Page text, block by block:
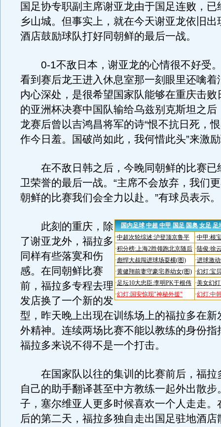
国足协专职副主席谢亚龙由于国足连败，已
乡山城。但事实上，就在今天谢亚龙依旧出
酒店鼓励球队打好同朝鲜的最后一战。
0-1不敌日本，谢亚龙的心情很不好受
看到赛后龙王进入休息室那一刻眼里还噙着
内心深处，是很希望国家队能够在重庆击败
的亚洲杯决赛中国队输给乌兹别克斯坦之后
龙赛后曾以吉鸿昌将军的诗“恨不抗日死，
作今日羞。国破尚如此，我何惜此头”来激
在不敌日韩之后，今晚同朝鲜的比赛已
卫荣誉的最后一战。“主席不会放弃，我们
朝鲜的比赛我们会全力以赴。”有球员表示。
此刻的重庆，除
了谢亚龙外，福拉多
同样有些落寞和伤
感。在同朝鲜比赛
前，福拉多专程去理
发店换了一个新的发
型，昨天晚上出现在训练场上的福拉多在新
外精神。连续两场比赛不能以教练的身份指
福拉多来说不得不是一个打击。
在国家队以往的集训的比赛前后，福拉
自己的助手翻译甚至中方教练一起外出散步
子，塞尔维亚人更多时候喜欢一个人走走。
后的第二天，福拉多独自走出国足驻地酒店